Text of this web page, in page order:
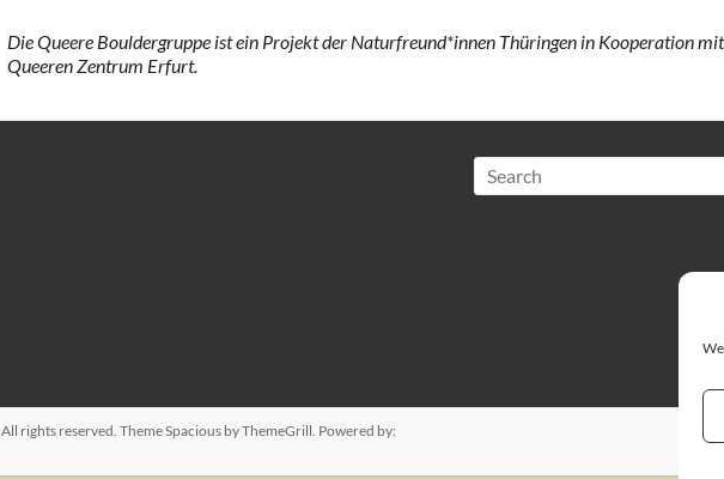
Die Queere Bouldergruppe ist ein Projekt der Naturfreund*innen Thüringen in Kooperation mit
Queeren Zentrum Erfurt.
Search
. All rights reserved. ThemeSpacious by ThemeGrill. Powered by: